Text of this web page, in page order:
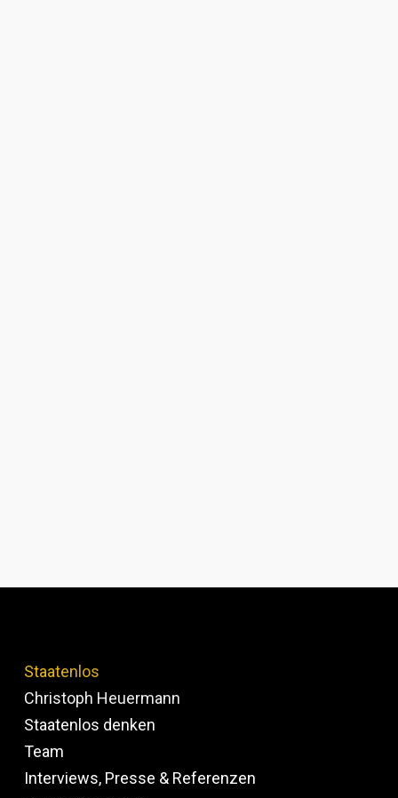
Staatenlos
Christoph Heuermann
Staatenlos denken
Team
Interviews, Presse & Referenzen